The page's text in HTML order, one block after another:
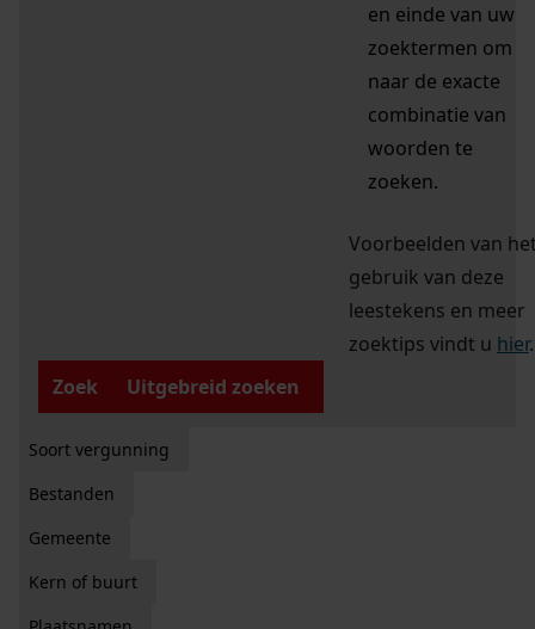
en einde van uw
zoektermen om
naar de exacte
combinatie van
woorden te
zoeken.
Voorbeelden van
gebruik van deze
leestekens en meer
zoektips vindt u hier.
Zoek
Uitgebreid zoeken
Soort vergunning
Bestanden
Gemeente
Kern of buurt